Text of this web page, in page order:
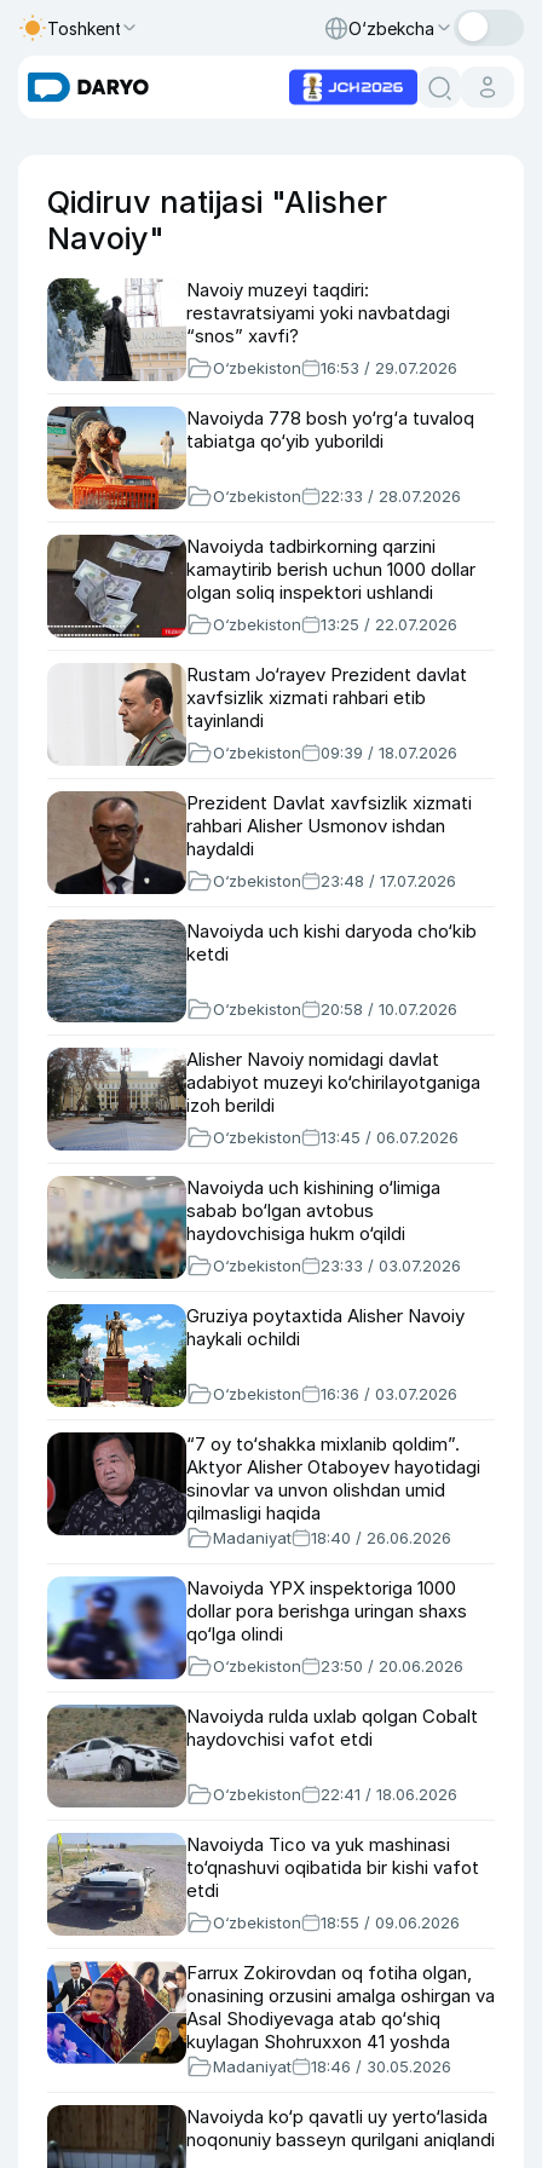
Toshkent O‘zbekcha
Qidiruv natijasi "Alisher
Navoiy"
Navoiy muzeyi taqdiri:
restavratsiyami yoki navbatdagi
“snos” xavfi?
O‘zbekiston 16:53 / 29.07.2026
Navoiyda 778 bosh yo‘rg‘a tuvaloq
tabiatga qo‘yib yuborildi
O‘zbekiston 22:33 / 28.07.2026
Navoiyda tadbirkorning qarzini
kamaytirib berish uchun 1000 dollar
olgan soliq inspektori ushlandi
O‘zbekiston 13:25 / 22.07.2026
Rustam Jo‘rayev Prezident davlat
xavfsizlik xizmati rahbari etib
tayinlandi
O‘zbekiston 09:39 / 18.07.2026
Prezident Davlat xavfsizlik xizmati
rahbari Alisher Usmonov ishdan
haydaldi
O‘zbekiston 23:48 / 17.07.2026
Navoiyda uch kishi daryoda cho‘kib
ketdi
O‘zbekiston 20:58 / 10.07.2026
Alisher Navoiy nomidagi davlat
adabiyot muzeyi ko‘chirilayotganiga
izoh berildi
O‘zbekiston 13:45 / 06.07.2026
Navoiyda uch kishining o‘limiga
sabab bo‘lgan avtobus
haydovchisiga hukm o‘qildi
O‘zbekiston 23:33 / 03.07.2026
Gruziya poytaxtida Alisher Navoiy
haykali ochildi
O‘zbekiston 16:36 / 03.07.2026
“7 oy to‘shakka mixlanib qoldim”.
Aktyor Alisher Otaboyev hayotidagi
sinovlar va unvon olishdan umid
qilmasligi haqida
Madaniyat 18:40 / 26.06.2026
Navoiyda YPX inspektoriga 1000
dollar pora berishga uringan shaxs
qo‘lga olindi
O‘zbekiston 23:50 / 20.06.2026
Navoiyda rulda uxlab qolgan Cobalt
haydovchisi vafot etdi
O‘zbekiston 22:41 / 18.06.2026
Navoiyda Tico va yuk mashinasi
to‘qnashuvi oqibatida bir kishi vafot
etdi
O‘zbekiston 18:55 / 09.06.2026
Farrux Zokirovdan oq fotiha olgan,
onasining orzusini amalga oshirgan va
Asal Shodiyevaga atab qo‘shiq
kuylagan Shohruxxon 41 yoshda
Madaniyat 18:46 / 30.05.2026
Navoiyda ko‘p qavatli uy yerto‘lasida
noqonuniy basseyn qurilgani aniqlandi